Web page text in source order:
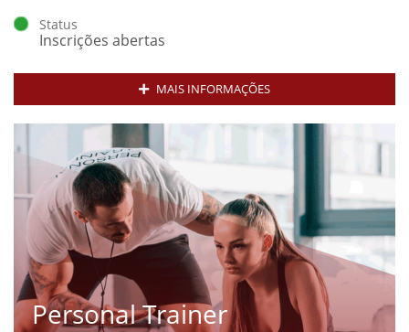
Status
Inscrições abertas
MAIS INFORMAÇÕES
Personal Trainer